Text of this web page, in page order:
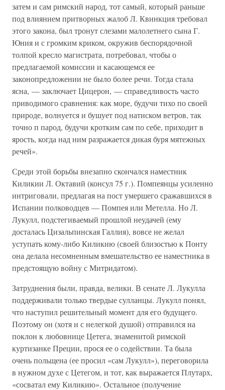
затем и сам римский народ, тот самый, который раньше
под влиянием притворных жалоб Л. Квинкция требовал
этого закона, был тронут слезами малолетнего сына Г.
Юния и с громким криком, окружив беспорядочной
толпой кресло магистрата, потребовал, чтобы о
предлагаемой комиссии и касающемся ее
законопредложении не было более речи. Тогда стала
ясна, — заключает Цицерон, — справедливость часто
приводимого сравнения: как море, будучи тихо по своей
природе, волнуется и бушует под натиском ветров, так
точно п парод, будучи кротким сам по себе, приходит в
ярость, когда над ним разражается дикая буря мятежных
речей».
Среди этой борьбы внезапно скончался наместник
Киликии Л. Октавий (консул 75 г.). Помпеянцы усиленно
интриговали, предлагая на пост умершего сражавшихся в
Испании полководцев — Помпея или Метелла. Но Л.
Лукулл, подстегиваемый прошлой неудачей (ему
досталась Цизальпинская Галлия), вовсе не желал
уступать кому-либо Киликию (своей близостью к Понту
она делала несомненным вмешательство ее наместника в
предстоящую войну с Митридатом).
Затруднения были, правда, велики. В сенате Л. Лукулла
поддерживали только твердые сулланцы. Лукулл понял,
что наступил решительный момент для его будущего.
Поэтому он (хотя и с нелегкой душой) отправился на
поклон к любовнице Цетега, знаменитой римской
куртизанке Преции, прося ее о содействии. Та была
очень польщена (ее просил «сам Лукулл»), переговорила
в нужном духе с Цетегом, и тот, как выражается Плутарх,
«сосватал ему Киликию». Остальное (получение